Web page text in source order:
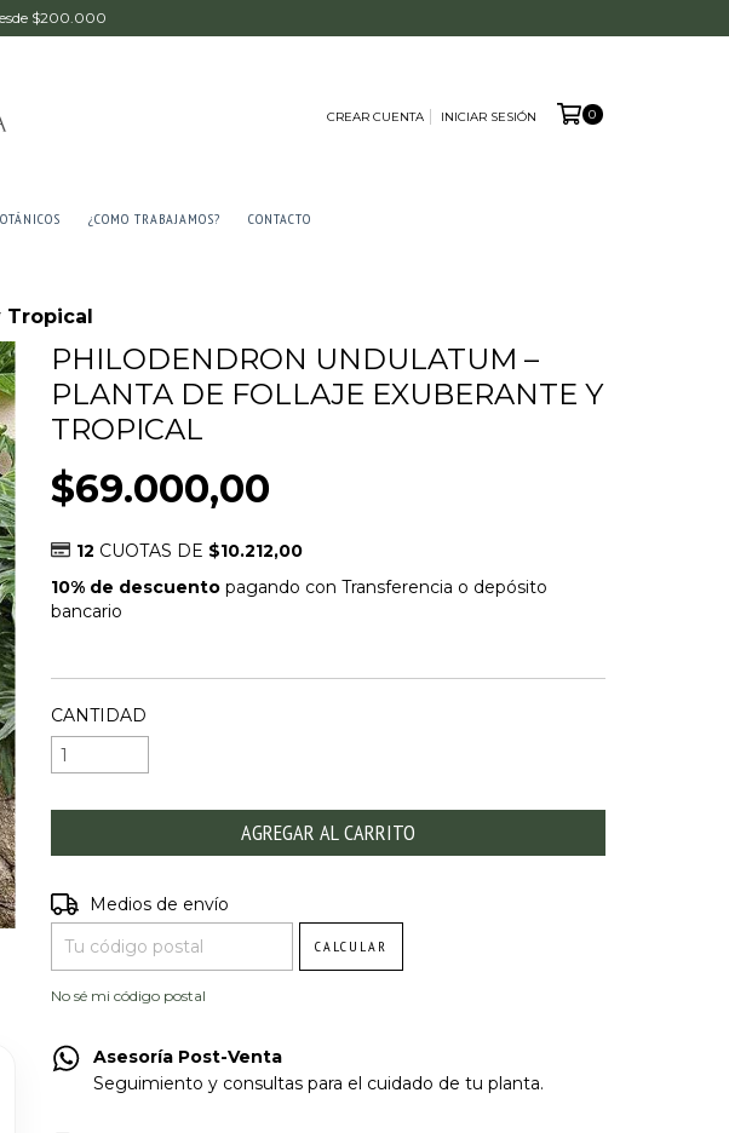
$200.000
CREAR CUENTA INICIAR SESIÓN 0
¿COMO TRABAJAMOS? CONTACTO
Tropical
PHILODENDRON UNDULATUM –
PLANTA DE FOLLAJE EXUBERANTE Y
TROPICAL
$69.000,00
12 CUOTAS DE $10.212,00
10% de descuento pagando con Transferencia o depósito
bancario
CANTIDAD
Entregas para el CP:
Medios de envío
CALCULAR
No sé mi código postal
Asesoría Post-Venta
Seguimiento y consultas para el cuidado de tu planta.